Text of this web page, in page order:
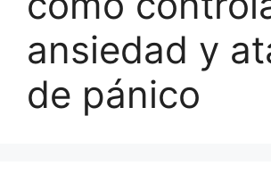
ansiedad y
de pánico